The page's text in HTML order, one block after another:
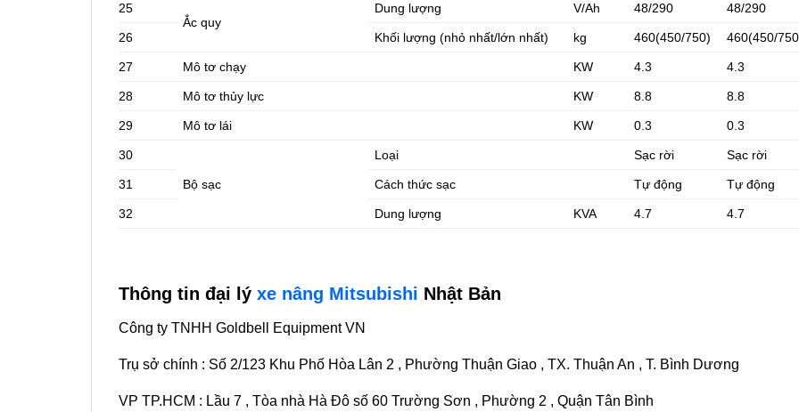
25
Ắc quy
Dung lượng V/Ah 48/290 48/290
26 Khối lượng (nhỏ nhất/lớn nhất) kg 460(450/750) 460(450/
27 Mô tơ chạy KW 4.3 4.3
28 Mô tơ thủy lực KW 8.8 8.8
29 Mô tơ lái KW 0.3 0.3
30
Bộ sạc
Loại Sạc rời Sạc rời
31 Cách thức sạc Tự động Tự động
32 Dung lượng KVA 4.7 4.7
Thông tin đại lý xe nâng Mitsubishi Nhật Bản
Công ty TNHH Goldbell Equipment VN
Trụ sở chính : Số 2/123 Khu Phố Hòa Lân 2 , Phường Thuận Giao , TX. Thuận An , T. Bình Dương
VP TP.HCM : Lầu 7 , Tòa nhà Hà Đô số 60 Trường Sơn , Phường 2 , Quận Tân Bình